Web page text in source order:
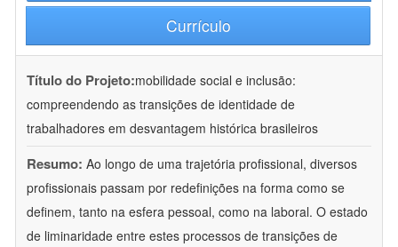
Currículo
Título do Projeto:mobilidade social e inclusão:
compreendendo as transições de identidade de
trabalhadores em desvantagem histórica brasileiros
Resumo: Ao longo de uma trajetória profissional, diversos
profissionais passam por redefinições na forma como se
definem, tanto na esfera pessoal, como na laboral. O estado
de liminaridade entre estes processos de transições de